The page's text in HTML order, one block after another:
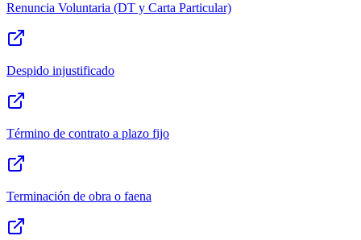
Renuncia Voluntaria (DT y Carta Particular)
Despido injustificado
Término de contrato a plazo fijo
Terminación de obra o faena